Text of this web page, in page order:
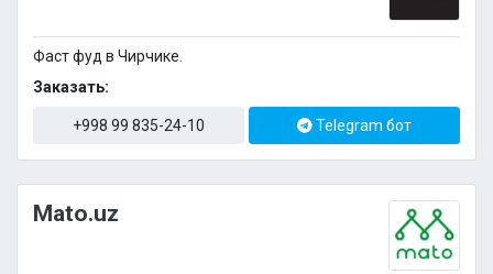
Фаст фуд в Чирчике.
Заказать:
+998 99 835-24-10 Telegram бот
Mato.uz